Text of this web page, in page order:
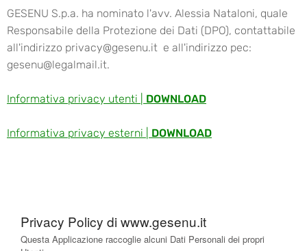
GESENU S.p.a. ha nominato l'avv. Alessia Nataloni, quale
Responsabile della Protezione dei Dati (DPO), contattabile
all'indirizzo privacy@gesenu.it e all'indirizzo pec:
gesenu@legalmail.it.
Informativa privacy utenti | DOWNLOAD
Informativa privacy esterni | DOWNLOAD
Privacy Policy di www.gesenu.it
Questa Applicazione raccoglie alcuni Dati Personali dei propri